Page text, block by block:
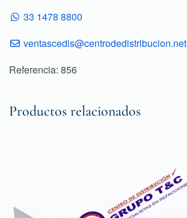
33 1478 8800
ventascedis@centrodedistribucion.net
Referencia: 856
Productos relacionados